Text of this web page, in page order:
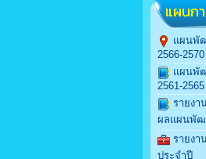
แผนก
แผนพั
2566-2570
แผนพั
2561-2565
รายงา
ผลแผนพั
รายงา
ประจำปี